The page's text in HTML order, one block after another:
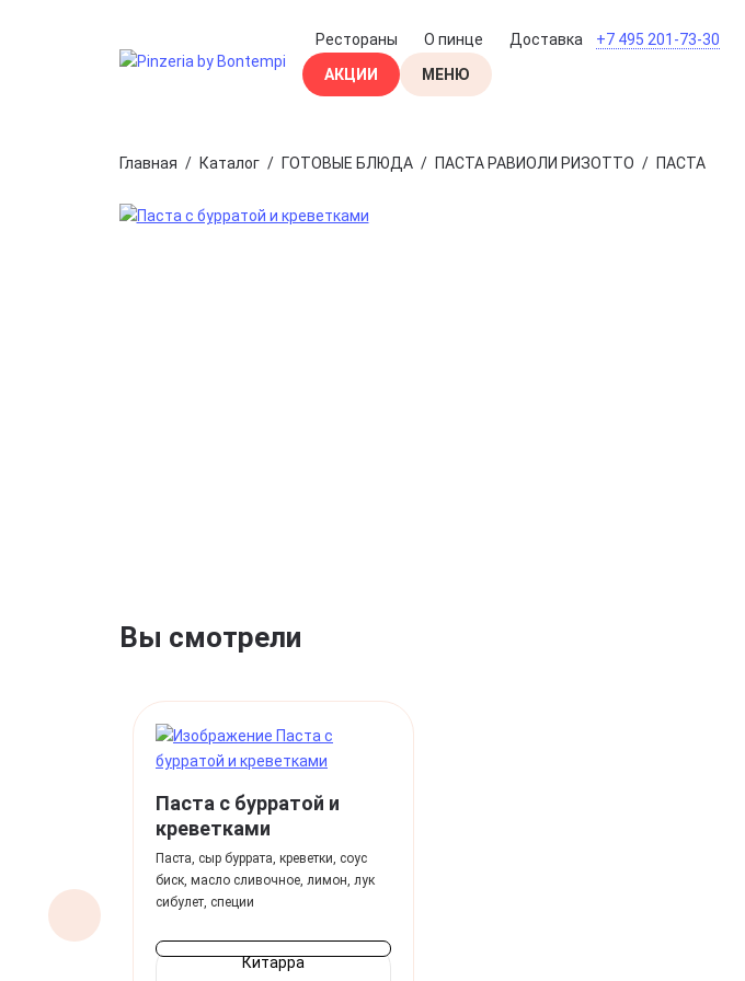
Рестораны О пинце Доставка
+7 495 201-73-30
АКЦИИ
МЕНЮ
БЕЗ ГЛЮТЕНА
Главная / Каталог / ГОТОВЫЕ БЛЮДА / ПАСТА РАВИОЛИ РИЗОТТО / ПАСТА
Вы смотрели
Паста с бурратой и
креветками
Паста, сыр буррата, креветки, соус
биск, масло сливочное, лимон, лук
сибулет, специи
Китарра